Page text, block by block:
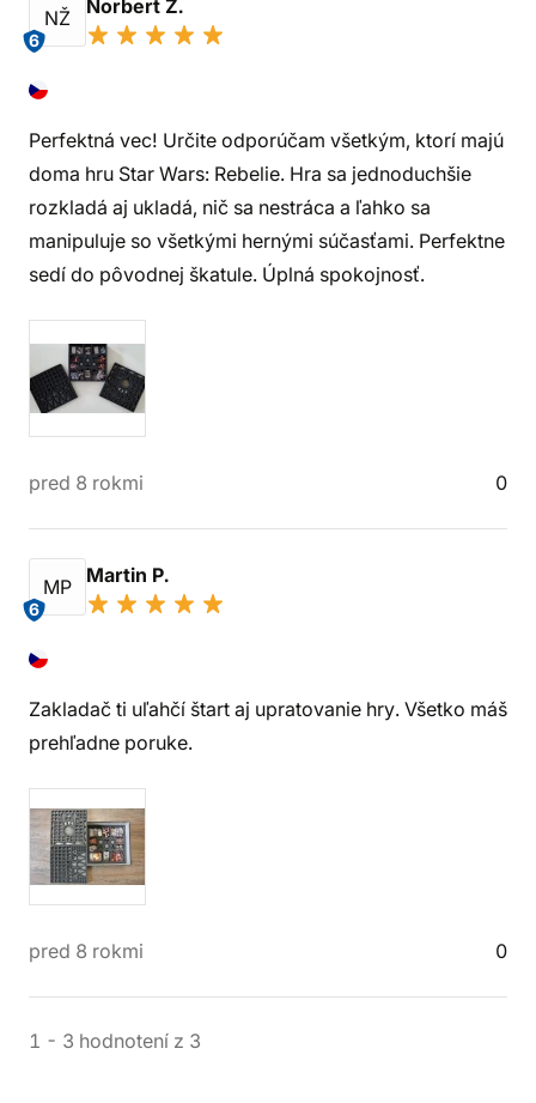
NŽ
6
Norbert Ž.
Perfektná vec! Určite odporúčam všetkým, ktorí majú
doma hru Star Wars: Rebelie. Hra sa jednoduchšie
rozkladá aj ukladá, nič sa nestráca a ľahko sa
manipuluje so všetkými hernými súčasťami. Perfektne
sedí do pôvodnej škatule. Úplná spokojnosť.
pred 8 rokmi 0
MP
6
Martin P.
Zakladač ti uľahčí štart aj upratovanie hry. Všetko máš
prehľadne poruke.
pred 8 rokmi 0
1 - 3 hodnotení z 3